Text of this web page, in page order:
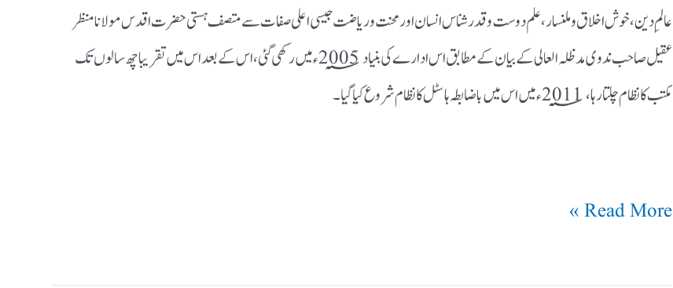
عالمِ دین،خوش اخلاق و ملنسار،علم دوست و قدر شناس انسان اور محنت و ریاضت جیسی اعلی صفات سے متصف ہستی حضرت اقدس مولانا منظر
عقیل صاحب ندوی مدظلہ العالی کےبیان کے مطابق اس ادارے کی بنیاد 2005؁ء میں رکھی گئی،اس کے بعد اس میں تقریبا چھ سالوں تک
مکتب کا نظام چلتا رہا،2011؁ء میں اس میں باضابطہ ہاسٹل کا نظام شروع کیا گیا۔
Read More »